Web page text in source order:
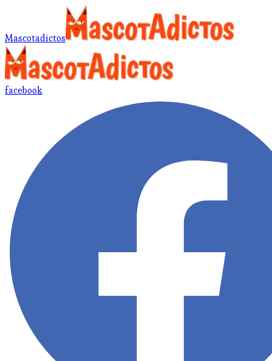
Mascotadictos
facebook